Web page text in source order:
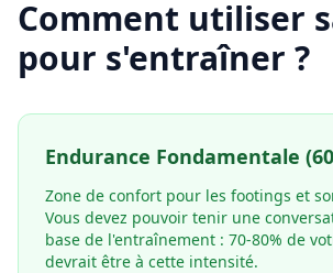
Comment utiliser
pour s'entraîner ?
Endurance Fondamentale
Zone de confort pour les footings et
Vous devez pouvoir tenir une
base de l'entraînement : 70-80% de
devrait être à cette intensité.